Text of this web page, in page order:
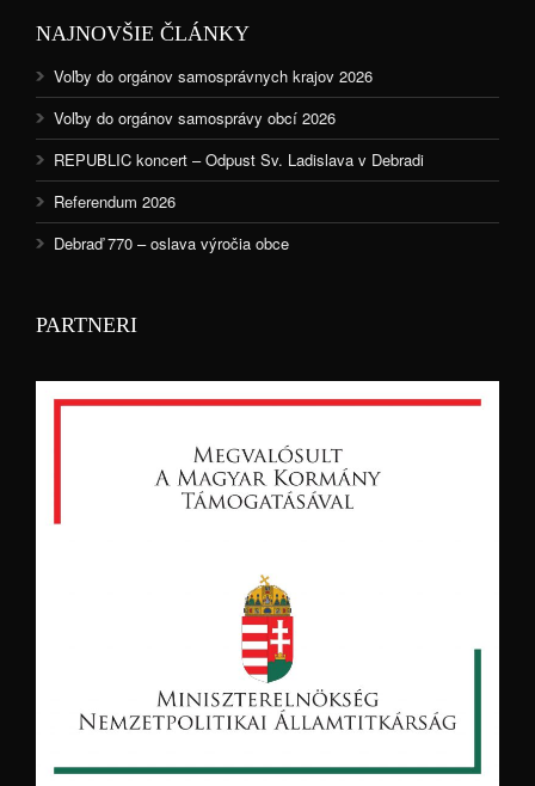
NAJNOVŠIE ČLÁNKY
Voľby do orgánov samosprávnych krajov 2026
Voľby do orgánov samosprávy obcí 2026
REPUBLIC koncert – Odpust Sv. Ladislava v Debradi
Referendum 2026
Debraď 770 – oslava výročia obce
PARTNERI